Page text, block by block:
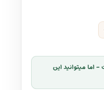
اما میتوانید این